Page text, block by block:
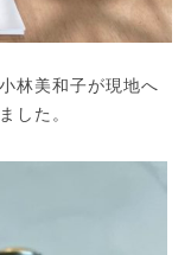
林美和子が現地へ
した。